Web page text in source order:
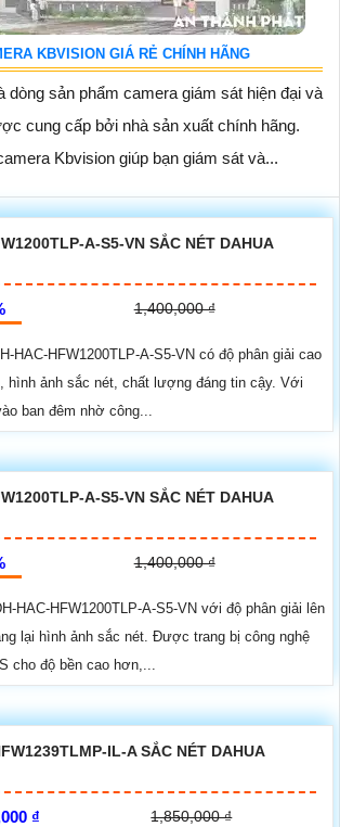
KBVISION GIÁ RẺ CHÍNH HÃNG
dòng sản phẩm camera giám sát hiện đại và
cung cấp bởi nhà sản xuất chính hãng.
Kbvision giúp bạn giám sát và...
A-S5-VN SẮC NÉT DAHUA
1,400,000 ₫
HAC-HFW1200TLP-A-S5-VN có độ phân giải cao
hình ảnh sắc nét, chất lượng đáng tin cậy. Với
ban đêm nhờ công...
A-S5-VN SẮC NÉT DAHUA
1,400,000 ₫
HAC-HFW1200TLP-A-S5-VN với độ phân giải lên
lại hình ảnh sắc nét. Được trang bị công nghệ
cho độ bền cao hơn,...
IL-A SẮC NÉT DAHUA
₫ 1,850,000 ₫